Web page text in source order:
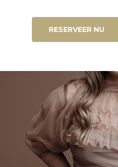
RESERVEER NU